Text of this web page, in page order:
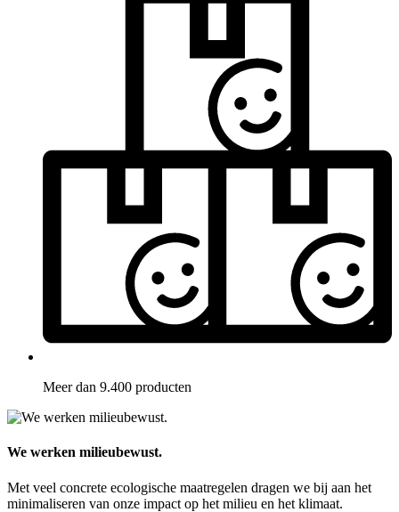
Meer dan 9.400 producten
We werken milieubewust.
Met veel concrete ecologische maatregelen dragen we bij aan het
minimaliseren van onze impact op het milieu en het klimaat.